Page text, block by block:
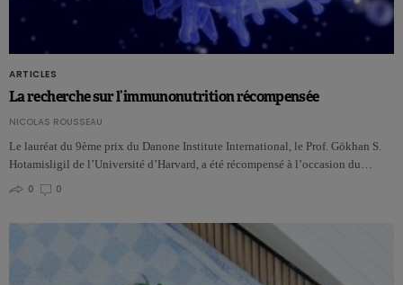
ARTICLES
La recherche sur l’immunonutrition récompensée
NICOLAS ROUSSEAU
Le lauréat du 9ème prix du Danone Institute International, le Prof. Gökhan S.
Hotamisligil de l’Université d’Harvard, a été récompensé à l’occasion du…
0
0